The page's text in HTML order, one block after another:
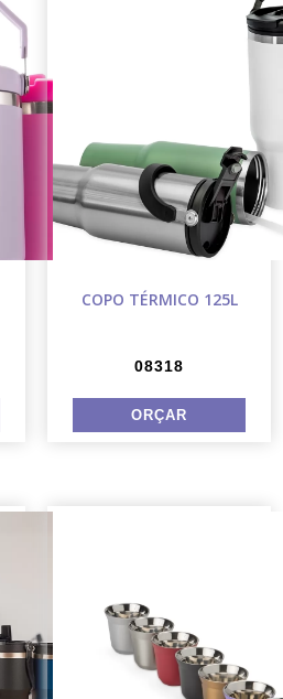
COPO TÉRMICO 125L
08318